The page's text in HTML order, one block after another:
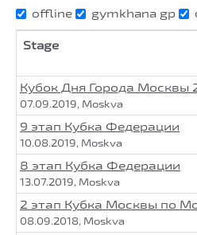
offline gymkhana gp
Stage
Кубок Дня Города Москвы
07.09.2019, Moskva
9 этап Кубка Федерации
10.08.2019, Moskva
8 этап Кубка Федерации
13.07.2019, Moskva
2 этап Кубка Москвы по
08.09.2018, Moskva